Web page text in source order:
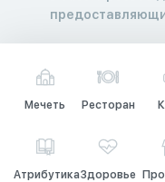
Мечеть Ресторан
АтрибутикаЗдоровье